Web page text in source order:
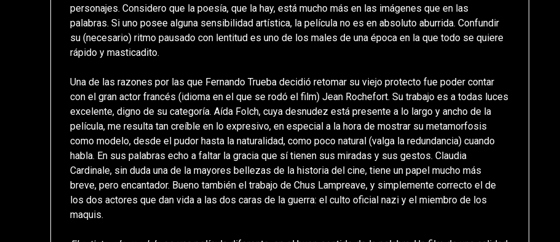
personajes. Considero que la poesía, que la hay, está mucho más en las imágenes que en las
palabras. Si uno posee alguna sensibilidad artística, la película no es en absoluto aburrida. Confundir
su (necesario) ritmo pausado con lentitud es uno de los males de una época en la que todo se quiere
rápido y masticadito.
Una de las razones por las que Fernando Trueba decidió retomar su viejo protecto fue poder contar
con el gran actor francés (idioma en el que se rodó el film) Jean Rochefort. Su trabajo es a todas luces
excelente, digno de su categoría. Aída Folch, cuya desnudez está presente a lo largo y ancho de la
película, me resulta tan creíble en lo expresivo, en especial a la hora de mostrar su metamorfosis
como modelo, desde el pudor hasta la naturalidad, como poco natural (valga la redundancia) cuando
habla. En sus palabras echo a faltar la gracia que sí tienen sus miradas y sus gestos. Claudia
Cardinale, sin duda una de la mayores bellezas de la historia del cine, tiene un papel mucho más
breve, pero encantador. Bueno también el trabajo de Chus Lampreave, y simplemente correcto el de
los dos actores que dan vida a las dos caras de la guerra: el culto oficial nazi y el miembro de los
maquis.